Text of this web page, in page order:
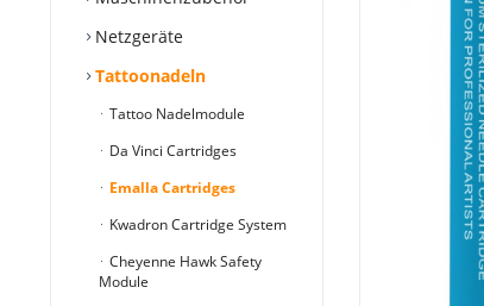
Netzgeräte
Tattoonadeln
Tattoo Nadelmodule
Da Vinci Cartridges
Emalla Cartridges
Kwadron Cartridge System
Cheyenne Hawk Safety
Module